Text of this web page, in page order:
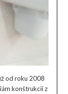
od roku 2008
konštrukcií z